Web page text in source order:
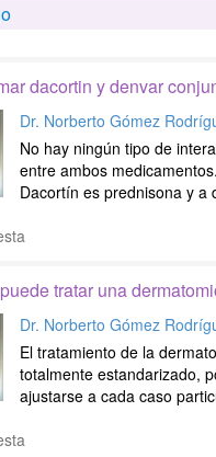
dacortin y denvar
Dr. Norberto Gómez
No hay ningún tipo de
entre ambos
Dacortín es prednisona y a
tratar una
Dr. Norberto Gómez
El tratamiento de la
totalmente estandarizado,
ajustarse a cada caso